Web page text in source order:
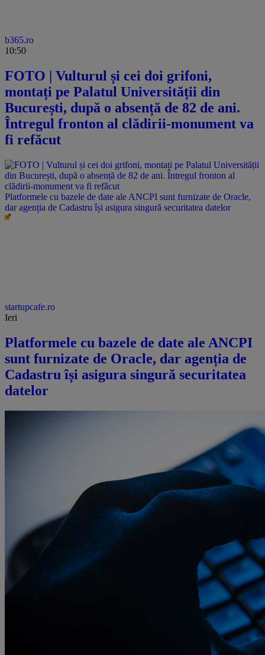
b365.ro
10:50
FOTO | Vulturul și cei doi grifoni,
montați pe Palatul Universității din
București, după o absență de 82 de ani.
Întregul fronton al clădirii-monument va
fi refăcut
Platformele cu bazele de date ale ANCPI sunt furnizate de Oracle,
dar agenția de Cadastru își asigura singură securitatea datelor
startupcafe.ro
Ieri
Platformele cu bazele de date ale ANCPI
sunt furnizate de Oracle, dar agenția de
Cadastru își asigura singură securitatea
datelor